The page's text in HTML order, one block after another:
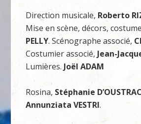
Direction musicale, Roberto
Mise en scène, décors,
PELLY. Scénographe associé,
Costumier associé, Jean-
Lumières. Joël ADAM
Rosina, Stéphanie
Annunziata VESTRI.